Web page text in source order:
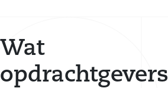
Wat
opdrachtgevers